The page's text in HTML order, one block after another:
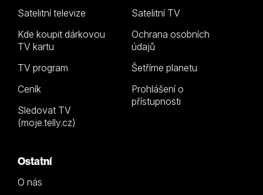
Satelitní televize
Kde koupit dárkovou
TV kartu
TV program
Ceník
Sledovat TV
(moje.telly.cz)
Satelitní TV
Ochrana osobních
údajů
Šetříme planetu
Prohlášení o
přístupnosti
Ostatní
O nás